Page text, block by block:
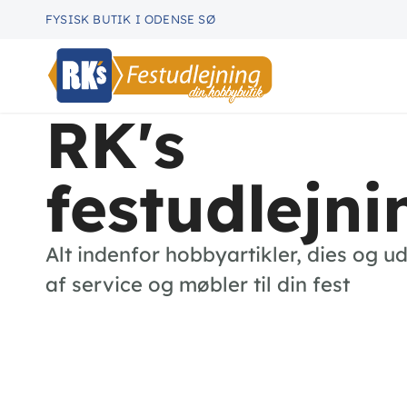
FYSISK BUTIK I ODENSE SØ
RK's
Alt indenfor hobbyartikler, dies og
af service og møbler til din fest